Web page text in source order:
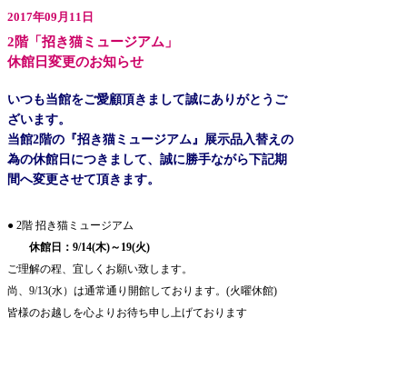
2017年09月11日
2階「招き猫ミュージアム」
休館日変更のお知らせ
いつも当館をご愛顧頂きまして誠にありがとうご
ざいます。
当館2階の『招き猫ミュージアム』展示品入替えの
為の休館日につきまして、誠に勝手ながら下記期
間へ変更させて頂きます。
● 2階 招き猫ミュージアム
休館日：9/14(木)～19(火)
ご理解の程、宜しくお願い致します。
尚、9/13(水）は通常通り開館しております。(火曜休館)
皆様のお越しを心よりお待ち申し上げております